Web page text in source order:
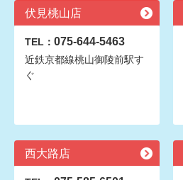
伏見桃山店
TEL： 075-644-5463
近鉄京都線桃山御陵前駅す
ぐ
西大路店